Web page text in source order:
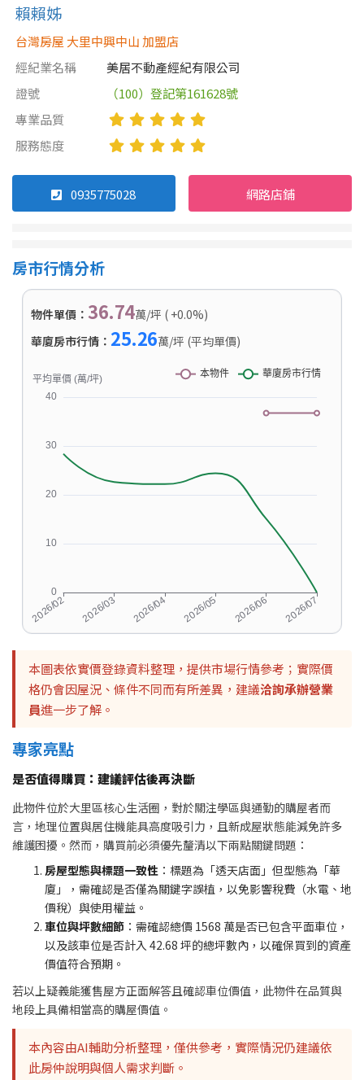
賴賴姊
台灣房屋 大里中興中山 加盟店
經紀業名稱
美居不動產經紀有限公司
證號
（100）登記第161628號
專業品質
服務態度
0935775028 網路店鋪
房市行情分析
物件單價： 36.74萬/坪 ( +0.0%)
華廈房市行情： 25.26萬/坪 (平均單價)
本圖表依實價登錄資料整理，提供市場行情參考；實際價
格仍會因屋況、條件不同而有所差異，建議洽詢承辦營業
員進一步了解。
專家亮點
是否值得購買：建議評估後再決斷
此物件位於大里區核心生活圈，對於關注學區與通勤的購屋者而
言，地理位置與居住機能具高度吸引力，且新成屋狀態能減免許多
維護困擾。然而，購買前必須優先釐清以下兩點關鍵問題：
房屋型態與標題一致性 ：標題為「透天店面」但型態為「華
廈」，需確認是否僅為關鍵字誤植，以免影響稅費（水電、地
價稅）與使用權益。
車位與坪數細節 ：需確認總價 1568 萬是否已包含平面車位，
以及該車位是否計入 42.68 坪的總坪數內，以確保買到的資產
價值符合預期。
若以上疑義能獲售屋方正面解答且確認車位價值，此物件在品質與
地段上具備相當高的購屋價值。
本內容由AI輔助分析整理，僅供參考，實際情況仍建議依
此房仲說明與個人需求判斷。